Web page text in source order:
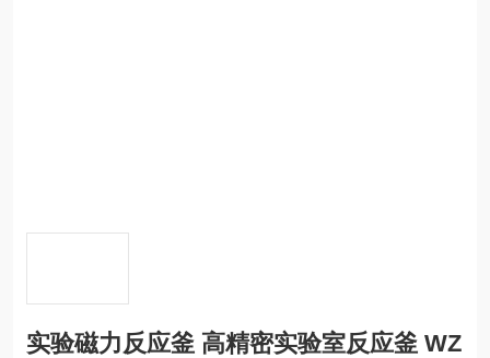
实验磁力反应釜 高精密实验室反应釜 WZ